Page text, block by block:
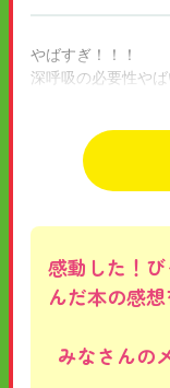
やばすぎ！！！
深呼吸の必要性やば
すーっはーすーっ
感動した！
んだ本の感
みなさんの